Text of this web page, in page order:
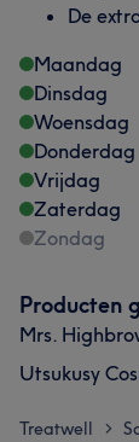
De
Maandag
Dinsdag
Woensdag
Donderdag
Vrijdag
Zaterdag
Zondag
Producten
Mrs.
Utsukusy
Treatwell >